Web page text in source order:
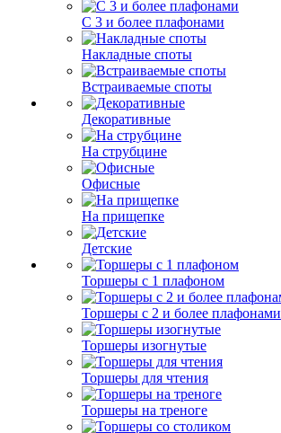
С 3 и более плафонами
Накладные споты
Встраиваемые споты
Декоративные
На струбцине
Офисные
На прищепке
Детские
Торшеры с 1 плафоном
Торшеры с 2 и более плафонами
Торшеры изогнутые
Торшеры для чтения
Торшеры на треноге